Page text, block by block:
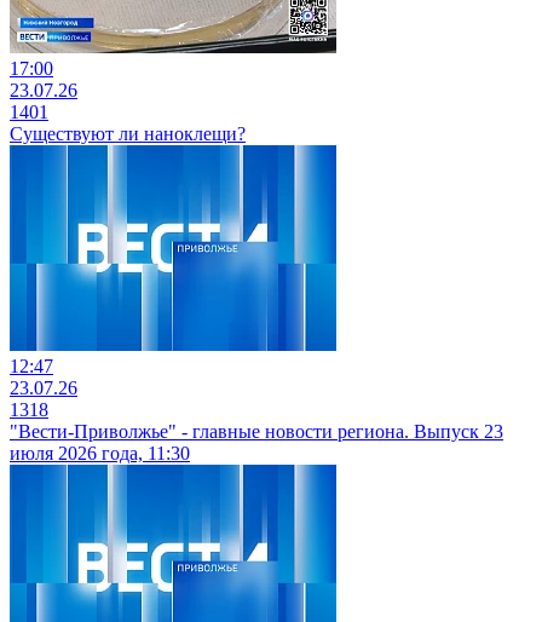
17:00
23.07.26
1401
Существуют ли наноклещи?
12:47
23.07.26
1318
"Вести-Приволжье" - главные новости региона. Выпуск 23
июля 2026 года, 11:30